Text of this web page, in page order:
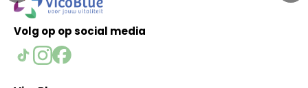
Volg op op social media